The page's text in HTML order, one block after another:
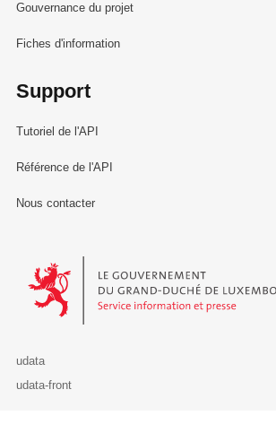
Gouvernance du projet
Fiches d'information
Support
Tutoriel de l'API
Référence de l'API
Nous contacter
Le Gouvernement du Grand-Duché de
udata
udata-front